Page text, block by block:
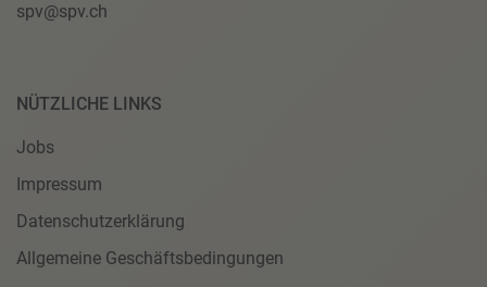
spv@spv.ch
NÜTZLICHE LINKS
Jobs
Impressum
Datenschutzerklärung
Allgemeine Geschäftsbedingungen